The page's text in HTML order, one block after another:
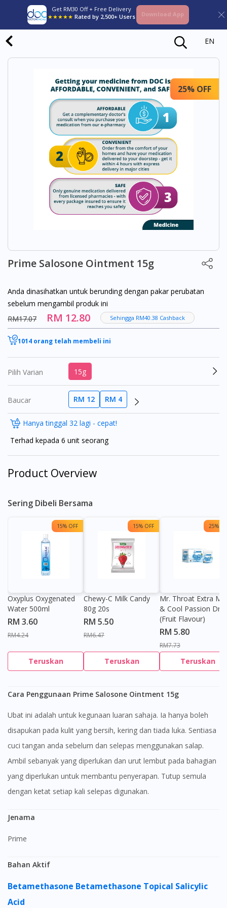
Get RM30 Off + Free Delivery
★★★★★ Rated by 2,500+ Users Download App
EN
25% OFF
Prime Salosone Ointment 15g
Anda dinasihatkan untuk berunding dengan pakar perubatan
sebelum mengambil produk ini
RM17.07
RM 12.80 Sehingga RM40.38 Cashback
1014 orang telah membeli ini
Pilih Varian 15g
Baucar RM 12 RM 4
Hanya tinggal 32 lagi - cepat!
Terhad kepada 6 unit seorang
Product Overview
Sering Dibeli Bersama
15% OFF
Oxyplus Oxygenated
Water 500ml
RM 3.60
RM4.24
Teruskan
15% OFF
Chewy-C Milk Candy
80g 20s
RM 5.50
RM6.47
Teruskan
25%
Mr. Throat Extra
& Cool Passion
(Fruit Flavour)
RM 5.80
RM7.73
Teruskan
Cara Penggunaan Prime Salosone Ointment 15g
Ubat ini adalah untuk kegunaan luaran sahaja. Ia hanya boleh
disapukan pada kulit yang bersih, kering dan tiada luka. Sentiasa
cuci tangan anda sebelum dan selepas menggunakan salap.
Ambil sebanyak yang diperlukan dan urut lembut pada bahagian
yang diperlukan untuk membantu penyerapan. Tutup semula
dengan ketat setiap kali selepas digunakan.
Jenama
Prime
Bahan Aktif
Betamethasone Betamethasone Topical Salicylic
Acid